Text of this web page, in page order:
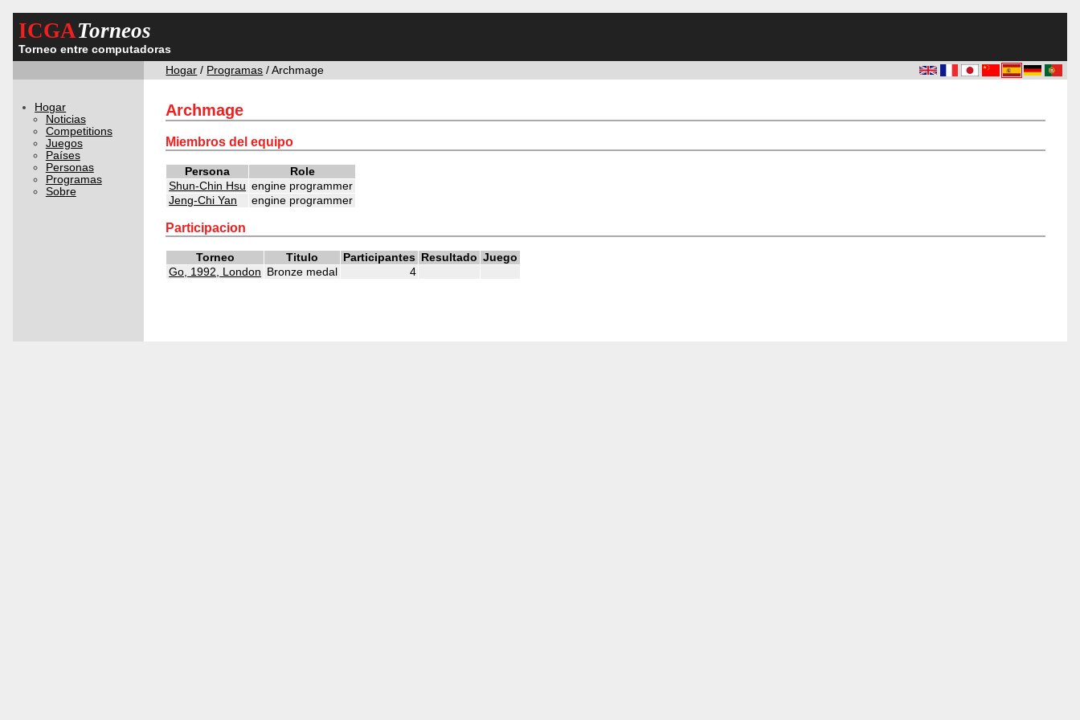
ICGATorneos
Torneo entre computadoras
Hogar / Programas / Archmage
Hogar
Noticias
Competitions
Juegos
Países
Personas
Programas
Sobre
Archmage
Miembros del equipo
Persona
Role
Shun-Chin Hsu engine programmer
Jeng-Chi Yan
engine programmer
Participacion
Torneo Titulo Participantes Resultado Juego
Go, 1992, London Bronze medal 4